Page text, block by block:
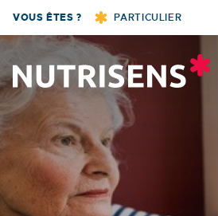
content
VOUS ÊTES ? PARTICULIER
Nutrisens